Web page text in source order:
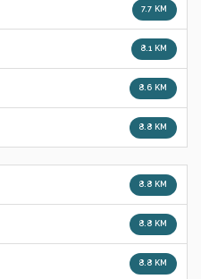
7.7 KM
8.1 KM
8.6 KM
8.8 KM
8.8 KM
8.8 KM
8.8 KM